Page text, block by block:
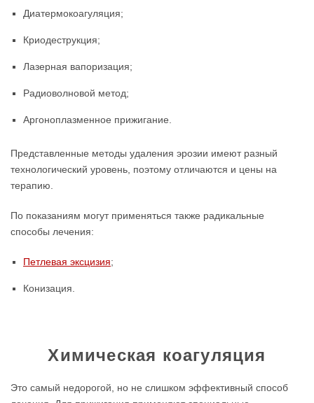
Диатермокоагуляция;
Криодеструкция;
Лазерная вапоризация;
Радиоволновой метод;
Аргоноплазменное прижигание.
Представленные методы удаления эрозии имеют разный
технологический уровень, поэтому отличаются и цены на
терапию.
По показаниям могут применяться также радикальные
способы лечения:
Петлевая эксцизия;
Конизация.
Химическая коагуляция
Это самый недорогой, но не слишком эффективный способ